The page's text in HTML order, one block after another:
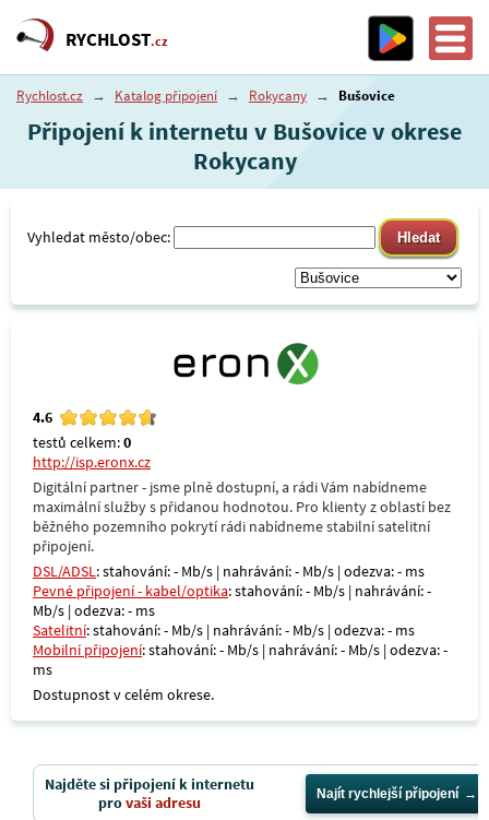
RYCHLOST.cz
Rychlost.cz → Katalog připojení → Rokycany → Bušovice
Připojení k internetu v Bušovice v okrese
Rokycany
Vyhledat město/obec:
4.6
testů celkem:0
http://isp.eronx.cz
Digitální partner - jsme plně dostupní, a rádi Vám nabídneme
maximální služby s přidanou hodnotou. Pro klienty z oblastí bez
běžného pozemního pokrytí rádi nabídneme stabilní satelitní
připojení.
DSL/ADSL: stahování: - Mb/s | nahrávání: - Mb/s | odezva: - ms
Pevné připojení - kabel/optika: stahování: - Mb/s | nahrávání: -
Mb/s | odezva: - ms
Satelitní: stahování: - Mb/s | nahrávání: - Mb/s | odezva: - ms
Mobilní připojení: stahování: - Mb/s | nahrávání: - Mb/s | odezva: -
ms
Dostupnost v celém okrese.
Najděte si připojení k internetu
provaši adresu Najít rychlejší připojení